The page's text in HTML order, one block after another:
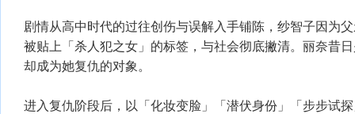
剧情从高中时代的过往创伤与误解入手铺陈，纱智子因为
被贴上「杀人犯之女」的标签，与社会彻底撇清。丽奈昔
却成为她复仇的对象。
进入复仇阶段后，以「化妆变脸」「潜伏身份」「步步试